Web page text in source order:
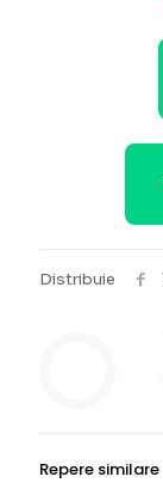
Distribuie
Repere similare